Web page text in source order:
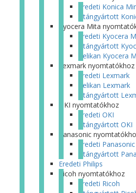
Eredeti Konica
Utángyártott
Kyocera Mita
Eredeti Kyocera
Utángyártott
Pelikan Kyocera
Lexmark nyomtatókhoz
Eredeti Lexmark
Pelikan Lexmark
Utángyártott
OKI nyomtatókhoz
Eredeti OKI
Utángyártott OKI
Panasonic
Eredeti Panasonic
Utángyártott
Eredeti Philips
Ricoh nyomtatókhoz
Eredeti Ricoh